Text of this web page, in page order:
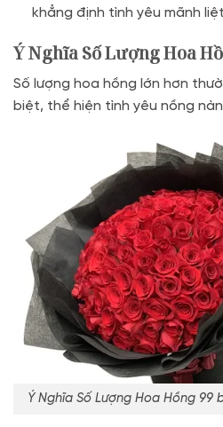
khẳng định tình yêu mãnh
Ý Nghĩa Số Lượng Hoa
Số lượng hoa hồng lớn hơn
biệt, thể hiện tình yêu nồng
Ý Nghĩa Số Lượng Hoa Hồng 99